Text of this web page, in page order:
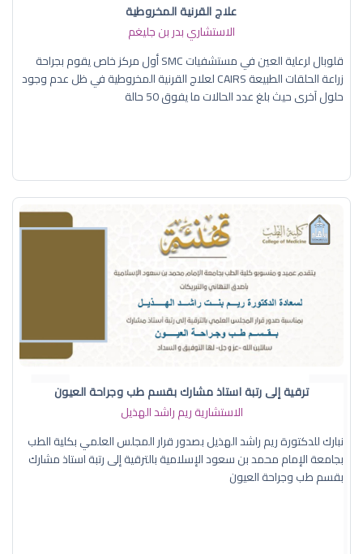
علاج القرنية المخروطية
الاستشاري بدر بن جليغم
قلوبال لرعاية العين في مستشفيات SMC أول مركز خاص يقوم بجراحة
زراعة الحلقات الطبيعة CAIRS لعلاج القرنية المخروطية في ظل عدم وجود
حلول آخرى حيث بلغ عدد الحالات ما يفوق 50 حالة
ترقية إلى رتبة استاذ مشارك بقسم طب وجراحة العيون
الاستشارية ريم راشد الهذيل
نبارك للدكتورة ريم راشد الهذيل بصدور قرار المجلس العلمي بكلية الطب
بجامعة الإمام محمد بن سعود الإسلامية بالترقية إلى رتبة استاذ مشارك
بقسم طب وجراحة العيون